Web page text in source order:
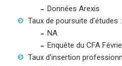
Données Arexis
Taux de poursuite d'études
NA
Enquête du CFA
Taux d'insertion